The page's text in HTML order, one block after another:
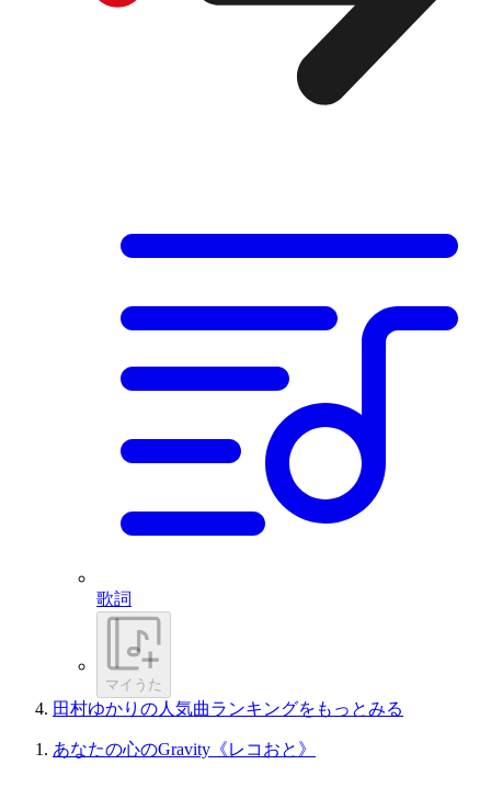
歌詞
マイうた
田村ゆかりの人気曲ランキングをもっとみる
あなたの心のGravity《レコおと》